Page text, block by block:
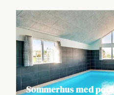
Sommerhus med pool